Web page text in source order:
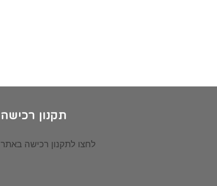
תקנון רכישה
לחצו לתקנון רכישה באתר